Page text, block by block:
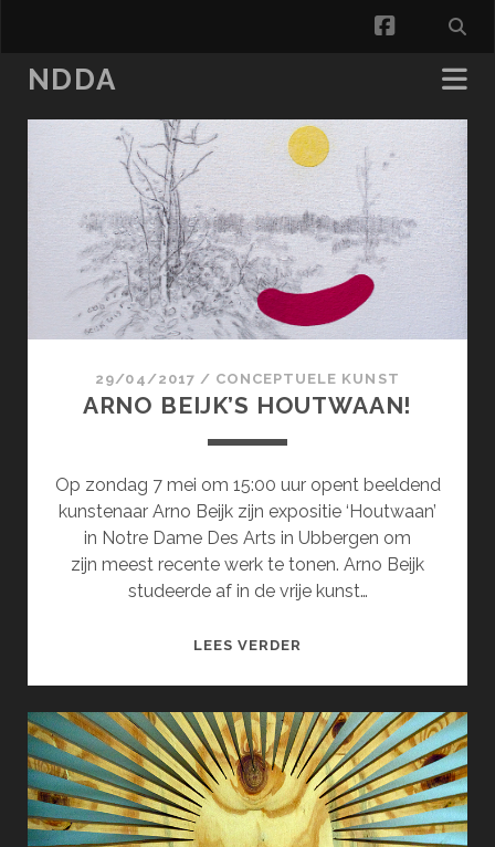
facebook
NDDA
NDDA
Posts
29/04/2017 / CONCEPTUELE KUNST
ARNO BEIJK’S HOUTWAAN!
Op zondag 7 mei om 15:00 uur opent beeldend
kunstenaar Arno Beijk zijn expositie ‘Houtwaan’
in Notre Dame Des Arts in Ubbergen om
zijn meest recente werk te tonen. Arno Beijk
studeerde af in de vrije kunst…
LEES VERDER